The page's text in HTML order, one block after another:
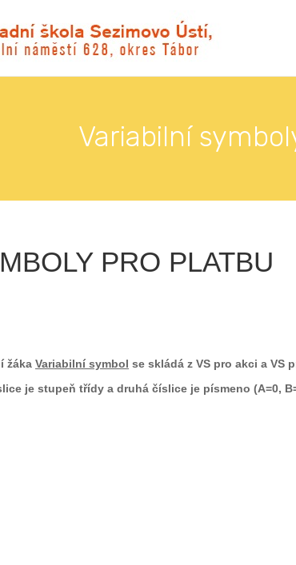
Variabilní
PRO PLATBU
žáka Variabilní symbol se skládá z VS pro akci a VS
je stupeň třídy a druhá číslice je písmeno (A=0,